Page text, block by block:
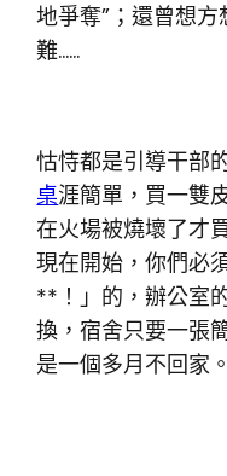
地爭奪”；還曾想
難……
怙恃都是引導干部
桌涯簡單，買一雙
在火場被燒壞了才
現在開始，你們必
**！」的，辦公室
換，宿舍只要一張
是一個多月不回家。